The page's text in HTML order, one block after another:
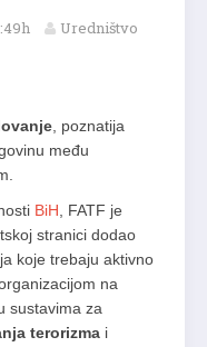
Uredništvo
, poznatija
među
BiH , FATF je
stranici dodao
koje trebaju aktivno
na
sustavima za
terorizma i